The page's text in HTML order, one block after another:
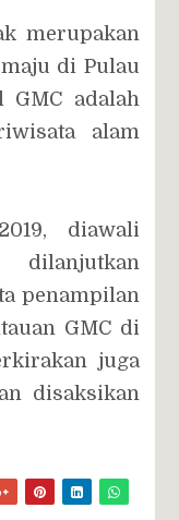
merupakan
di Pulau
GMC adalah
alam
diawali
dilanjutkan
penampilan
GMC di
juga
disaksikan